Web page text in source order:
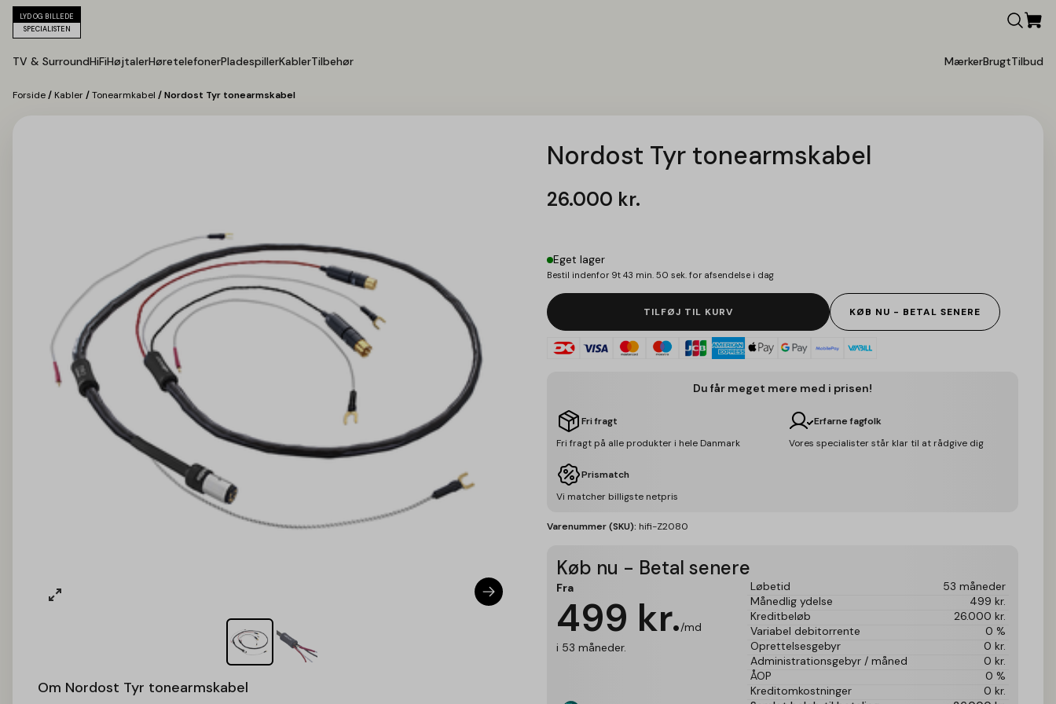
LYD OG BILLEDE
SPECIALISTEN
TV & SurroundHiFiHøjtalerHøretelefonerPladespillerKablerTilbehør MærkerBrugtTilbud
Forside/ Kabler/Tonearmkabel / Nordost Tyr tonearmskabel
Nordost Tyr tonearmskabel
Nordost Tyr tonearmskabel
26.000 kr.
Eget lager
Bestil indenfor 9t 43 min. 49 sek.for afsendelse i dag
TILFØJ TIL KURV KØB NU - BETAL SENERE
Du får meget mere med i prisen!
Fri fragt
Fri fragt på alle produkter i hele Danmark
Erfarne fagfolk
Vores specialister står klar til at rådgive dig
Prismatch
Vi matcher billigste netpris
Varenummer (SKU): hifi-Z2080
Køb nu - Betal senere
Fra
499 kr./md
i 53 måneder.
Løbetid
53 måneder
Månedlig ydelse
499 kr.
Kreditbeløb
26.000 kr.
Variabel debitorrente
0 %
Oprettelsesgebyr
0 kr.
Administrationsgebyr / måned
0 kr.
ÅOP
0 %
Kreditomkostninger
0 kr.